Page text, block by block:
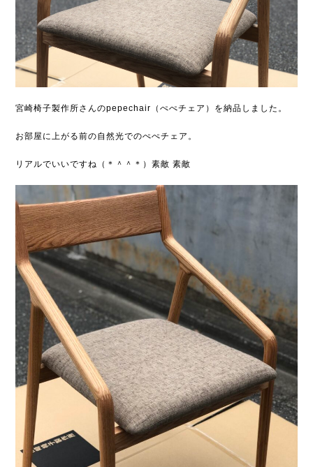
宮崎椅子製作所さんのpepechair（ぺぺチェア）を納品しました。
お部屋に上がる前の自然光でのぺぺチェア。
リアルでいいですね（＊＾＾＊）素敵 素敵